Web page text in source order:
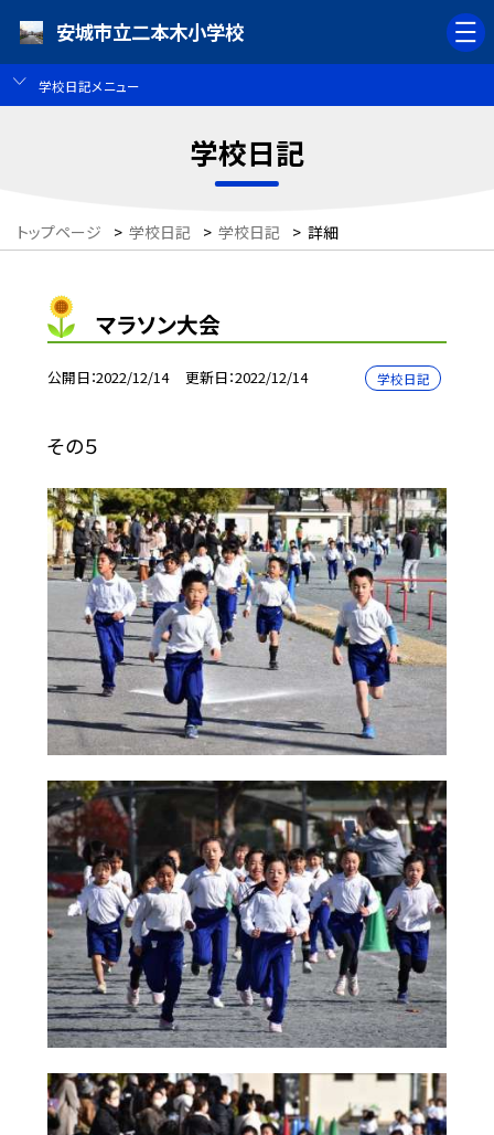
安城市立二本木小学校
学校日記メニュー
学校日記
トップページ > 学校日記 > 学校日記 > 詳細
マラソン大会
公開日 2022/12/14 更新日 2022/12/14 学校日記
その５